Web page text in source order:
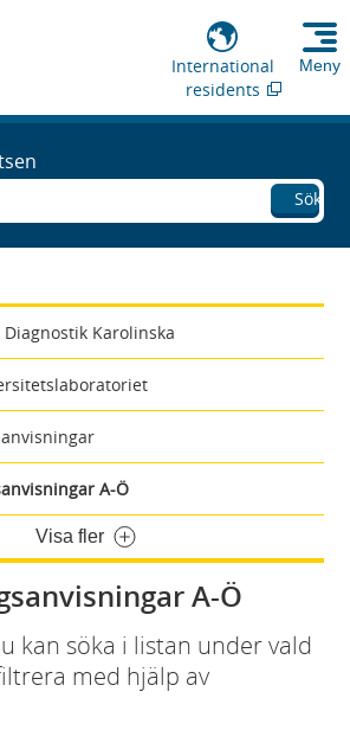
International
residents
Meny
Sök
Karolinska
A-Ö
Visa fler
A-Ö
kan söka i listan under vald
med hjälp av